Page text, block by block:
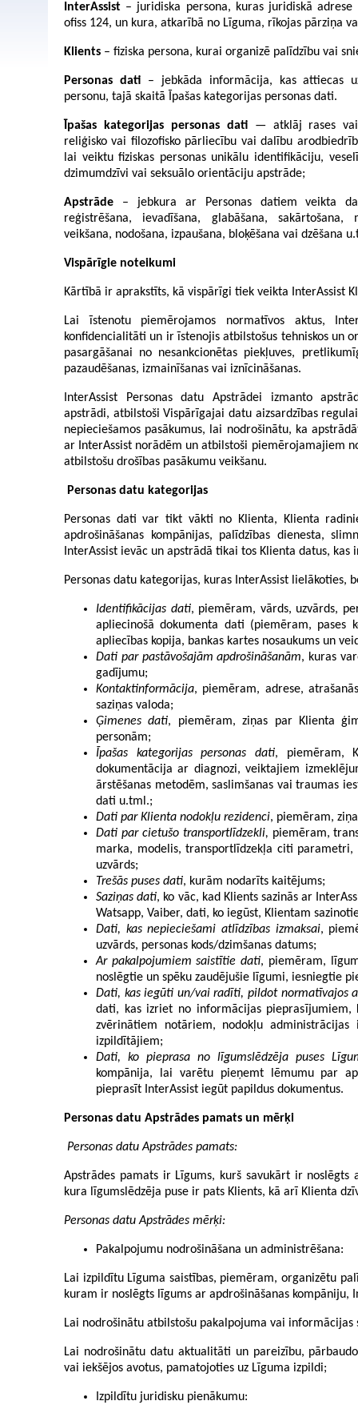
InterAssist – juridiska persona, kuras juridiskā
ofiss 124, un kura, atkarībā no Līguma, rīkojas pārziņa
Klients – fiziska persona, kurai organizē palīdzību vai
Personas dati – jebkāda informācija, kas attiecas
personu, tajā skaitā Īpašas kategorijas personas dati.
Īpašas kategorijas personas dati— atklāj rases vai
reliģisko vai filozofisko pārliecību vai dalību
lai veiktu fiziskas personas unikālu identifikāciju,
dzimumdzīvi vai seksuālo orientāciju apstrāde;
Apstrāde – jebkura ar Personas datiem veikta
reģistrēšana, ievadīšana, glabāšana, sakārtošana,
veikšana, nodošana, izpaušana, bloķēšana vai dzēšana
Vispārīgie noteikumi
Kārtībā ir aprakstīts, kā vispārīgi tiek veikta InterAssist
Lai īstenotu piemērojamos normatīvos aktus,
konfidencialitāti un ir īstenojis atbilstošus tehniskos un
pasargāšanai no nesankcionētas piekļuves,
pazaudēšanas, izmainīšanas vai iznīcināšanas.
InterAssist Personas datu Apstrādei izmanto
apstrādi, atbilstoši Vispārīgajai datu aizsardzības
nepieciešamos pasākumus, lai nodrošinātu, ka
ar InterAssist norādēm un atbilstoši piemērojamajiem
atbilstošu drošības pasākumu veikšanu.
Personas datu kategorijas
Personas dati var tikt vākti no Klienta, Klienta
apdrošināšanas kompānijas, palīdzības dienesta,
InterAssist ievāc un apstrādā tikai tos Klienta datus,
Personas datu kategorijas, kuras InterAssist lielākoties,
Identifikācijas dati, piemēram, vārds, uzvārds,
apliecinošā dokumenta dati (piemēram, pases
apliecības kopija, bankas kartes nosaukums un
Dati par pastāvošajām apdrošināšanām, kuras
gadījumu;
Kontaktinformācija, piemēram, adrese,
saziņas valoda;
Ģimenes dati, piemēram, ziņas par Klienta
personām;
Īpašas kategorijas personas dati, piemēram,
dokumentācija ar diagnozi, veiktajiem
ārstēšanas metodēm, saslimšanas vai traumas
dati u.tml.;
Dati par Klienta nodokļu rezidenci, piemēram,
Dati par cietušo transportlīdzekli, piemēram,
marka, modelis, transportlīdzekļa citi
uzvārds;
Trešās puses dati, kurām nodarīts kaitējums;
Saziņas dati, ko vāc, kad Klients sazinās ar
Watsapp, Vaiber, dati, ko iegūst, Klientam
Dati, kas nepieciešami atlīdzības izmaksai,
uzvārds, personas kods/dzimšanas datums;
Ar pakalpojumiem saistītie dati, piemēram,
noslēgtie un spēku zaudējušie līgumi, iesniegtie
Dati, kas iegūti un/vai radīti, pildot normatīvajos
dati, kas izriet no informācijas pieprasījumiem,
zvērinātiem notāriem, nodokļu
izpildītājiem;
Dati, ko pieprasa no līgumslēdzēja puses
kompānija, lai varētu pieņemt lēmumu par
pieprasīt InterAssist iegūt papildus dokumentus.
Personas datu Apstrādes pamats un mērķi
Personas datu Apstrādes pamats:
Apstrādes pamats ir Līgums, kurš savukārt ir
kura līgumslēdzēja puse ir pats Klients, kā arī Klienta
Personas datu Apstrādes mērķi:
Pakalpojumu nodrošināšana un administrēšana:
Lai izpildītu Līguma saistības, piemēram, organizētu
kuram ir noslēgts līgums ar apdrošināšanas kompāniju,
Lai nodrošinātu atbilstošu pakalpojuma vai informācijas
Lai nodrošinātu datu aktualitāti un pareizību,
vai iekšējos avotus, pamatojoties uz Līguma izpildi;
Izpildītu juridisku pienākumu: